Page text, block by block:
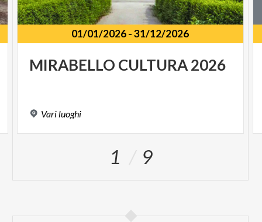
01/01/2026-31/12/2026
MIRABELLO CULTURA2026
Vari luoghi
1 9